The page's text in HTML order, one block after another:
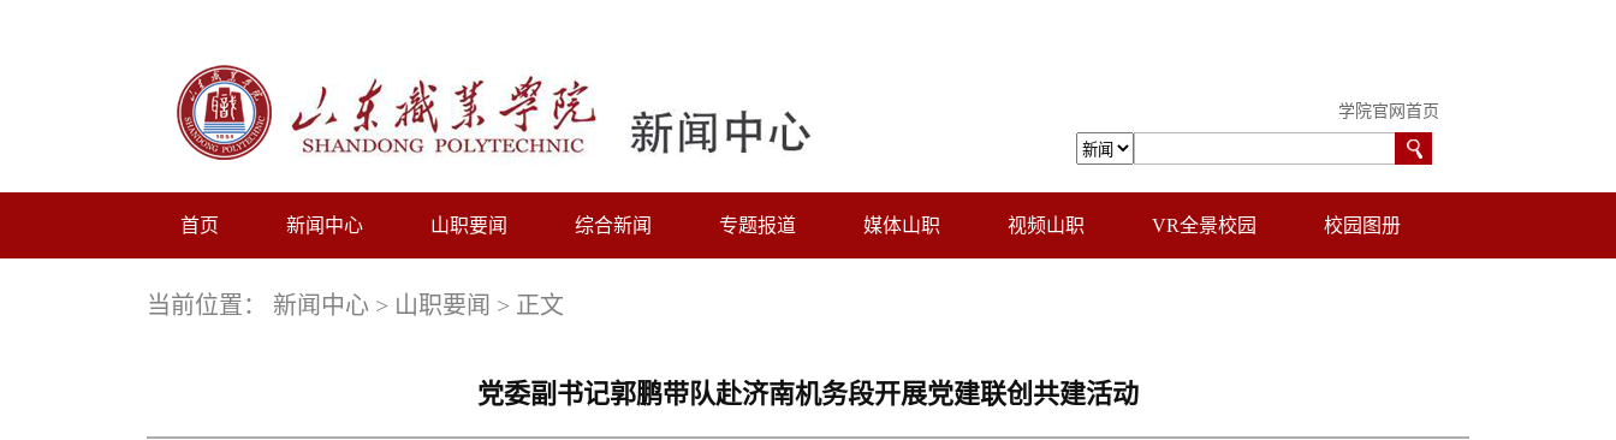
学院官网首页
首页 新闻中心 山职要闻 综合新闻 专题报道 媒体山职 视频山职 VR全景校园 校园图册
当前位置： 新闻中心 > 山职要闻 > 正文
党委副书记郭鹏带队赴济南机务段开展党建联创共建活动